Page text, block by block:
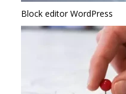
Block editor WordPress